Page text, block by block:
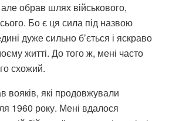
обрав шлях військового,
Бо є ця сила під назвою
дуже сильно б’ється і яскраво
житті. До того ж, мені часто
схожий.
вояків, які продовжували
1960 року. Мені вдалося